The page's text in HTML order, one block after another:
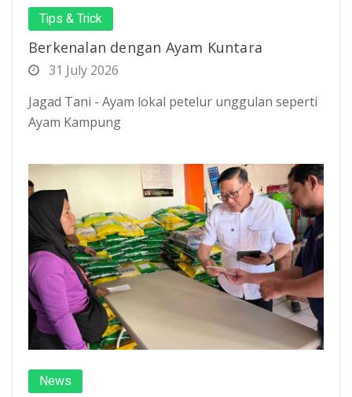
Tips & Trick
Berkenalan dengan Ayam Kuntara
31 July 2026
Jagad Tani - Ayam lokal petelur unggulan seperti
Ayam Kampung
News